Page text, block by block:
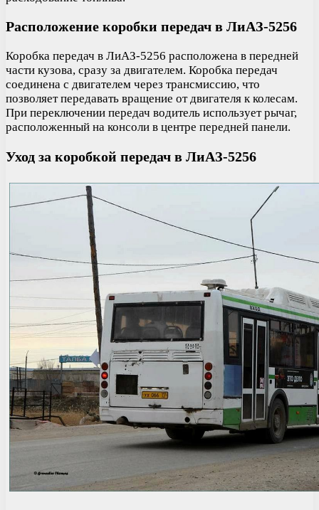
Расположение коробки передач в ЛиАЗ-5256
Коробка передач в ЛиАЗ-5256 расположена в передней
части кузова, сразу за двигателем. Коробка передач
соединена с двигателем через трансмиссию, что
позволяет передавать вращение от двигателя к колесам.
При переключении передач водитель использует рычаг,
расположенный на консоли в центре передней панели.
Уход за коробкой передач в ЛиАЗ-5256